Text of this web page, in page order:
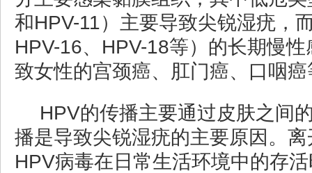
和HPV-11）主要导致尖锐湿疣，
HPV-16、HPV-18等）的长期慢
致女性的宫颈癌、肛门癌、口咽癌
HPV的传播主要通过皮肤之间
播是导致尖锐湿疣的主要原因。
HPV病毒在日常生活环境中的存